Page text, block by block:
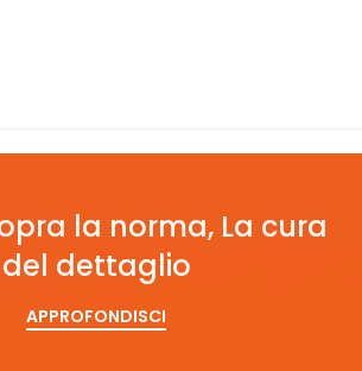
la norma, La cura
del dettaglio
APPROFONDISCI